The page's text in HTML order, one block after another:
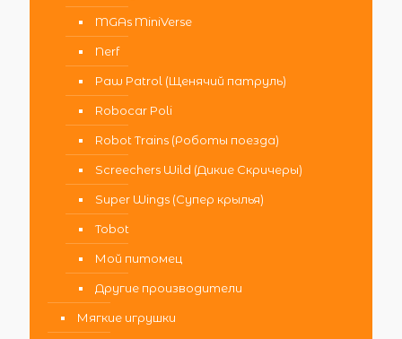
MGAs MiniVerse
Nerf
Paw Patrol (Щенячий патруль)
Robocar Poli
Robot Trains (Роботы поезда)
Screechers Wild (Дикие Скричеры)
Super Wings (Супер крылья)
Tobot
Мой питомец
Другие производители
Мягкие игрушки